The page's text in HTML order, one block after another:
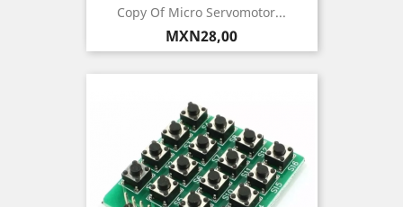
Copy Of Micro Servomotor...
Precio
MXN28,00